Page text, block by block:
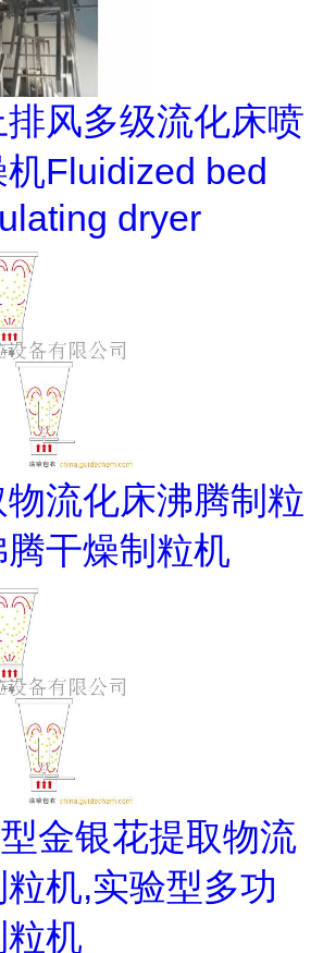
风多级流化床喷
Fluidized bed
dryer
流化床沸腾制粒
干燥制粒机
金银花提取物流
机,实验型多功
机